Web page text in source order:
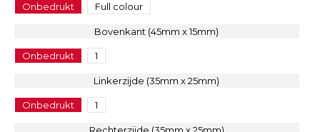
Onbedrukt Full colour
Bovenkant (45mm x 15mm)
Onbedrukt 1
Linkerzijde (35mm x 25mm)
Onbedrukt 1